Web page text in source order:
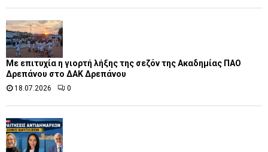
Με επιτυχία η γιορτή λήξης της σεζόν της Ακαδημίας ΠΑΟ
Δρεπάνου στο ΔΑΚ Δρεπάνου
18.07.2026 0